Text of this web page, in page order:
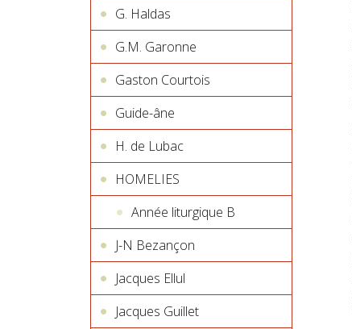
G. Haldas
G.M. Garonne
Gaston Courtois
Guide-âne
H. de Lubac
HOMELIES
Année liturgique B
J-N Bezançon
Jacques Ellul
Jacques Guillet